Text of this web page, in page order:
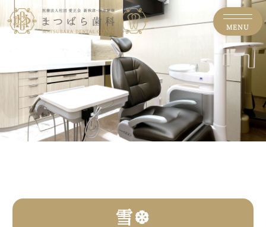
雪❆
MENU